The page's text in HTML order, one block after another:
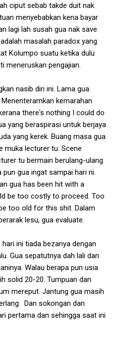
ciput sebab takde duit nak
menyebabkan kena bayar
lagi lah susah gua nak save
masalah paradox yang
Kolumpo suatu ketika dulu
meneruskan pengajian.
nasib diri ini. Lama gua
kemarahan
there's nothing I could do
yang beraspirasi untuk berjaya
yang kerek. Buang masa gua
muka lecturer tu. Scene
tu bermain berulang-ulang
gua ingat sampai hari ni.
gua has been hit with a
be too costly to proceed. Too
too old for this shit. Dalam
lesu, gua evaluate.
ini tiada bezanya dengan
Gua sepatutnya dah lali dan
Walau berapa pun usia
solid 20-20. Tumpuan dan
mereput. Jantung gua masih
Dan sokongan dan
pertama dan sehingga saat ini